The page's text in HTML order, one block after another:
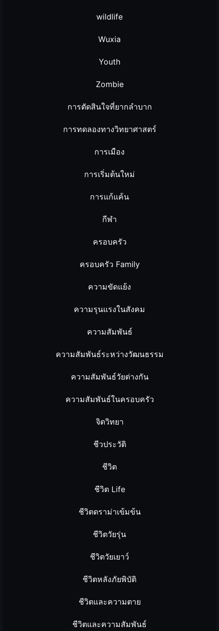
wildlife
Wuxia
Youth
Zombie
การตัดสินใจที่ยากลำบาก
การทดลองทางวิทยาศาสตร์
การเมือง
การเริ่มต้นใหม่
การแก้แค้น
กีฬา
ครอบครัว
ครอบครัว Family
ความขัดแย้ง
ความรุนแรงในสังคม
ความสัมพันธ์
ความสัมพันธ์ระหว่างวัฒนธรรม
ความสัมพันธ์วัยต่างกัน
ความสัมพันธ์ในครอบครัว
จิตวิทยา
ชีวประวัติ
ชีวิต
ชีวิต Life
ชีวิตดราม่าเข้มข้น
ชีวิตวัยรุ่น
ชีวิตวัยเยาว์
ชีวิตหลังภัยพิบัติ
ชีวิตและความตาย
ชีวิตและความสัมพันธ์